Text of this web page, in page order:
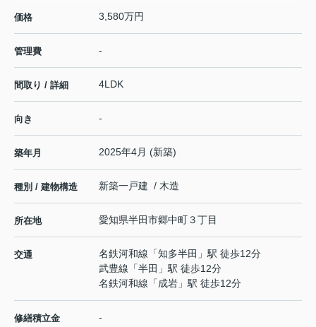
価格 3,580万円
管理費 -
間取り / 詳細 4LDK
向き -
築年月 2025年4月 (新築)
種別 / 建物構造 新築一戸建 / 木造
所在地 愛知県半田市郷中町３丁目
交通 名鉄河和線 「知多半田 」駅 徒歩12分
武豊線 「半田 」駅 徒歩12分
名鉄河和線 「成岩 」駅 徒歩12分
修繕積立金 -